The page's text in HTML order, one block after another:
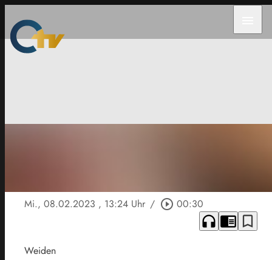
Mi., 08.02.2023 , 13:24 Uhr / play_circle_outline 00:30
headphones chrome_reader_mode bookmark_border
Weiden